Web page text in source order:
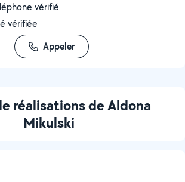
vérifié
vérifiée
Appeler
réalisations de Aldona
Mikulski